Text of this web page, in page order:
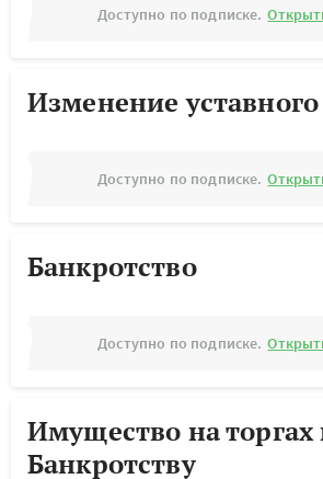
Доступно по подписке.
Изменение
Доступно по подписке.
Банкротство
Доступно по подписке.
Имущество на торгах
Банкротству